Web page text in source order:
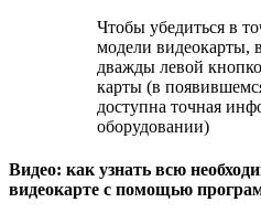
Чтобы убедиться в
модели видеокарты,
дважды левой
карты (в
доступна точная
оборудовании)
Видео: как узнать всю
видеокарте с помощью